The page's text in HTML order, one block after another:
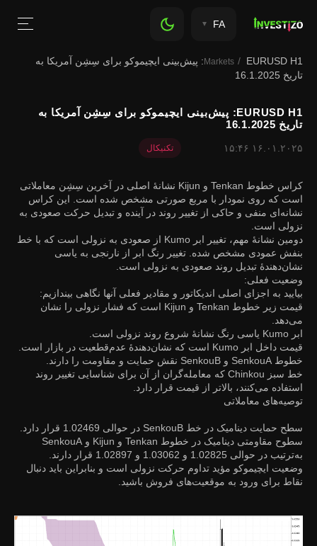
FA
Markets EURUSD H1: پیش‌بینی ایچیموکو برای سِشِن آمریکا به
تاریخ 16.1.2025
EURUSD H1: پیش‌بینی ایچیموکو برای سِشِن آمریکا به
تاریخ 16.1.2025
۱۶.۰۱.۲۰۲۵ ۱۵:۴۶ تکنیکال
کراس خطوط Tenkan و Kijun نشانۀ اصلی در آخرین سِشِن‌ معاملاتی
است که روی نمودار با مربع صورتی مشخص شده است. این کراس
نشانه‌ای منفی و حاکی از تغییر روند در آینده و تبدیل حرکت صعودی به
نزولی است.
دومین نشانۀ مهم، تغییر ابر Kumo از صعودی به نزولی است که با خط
بنفش عمودی مشخص شده. تغییر رنگ ابر از نارنجی به یاسی
نشان‌‌دهندۀ تبدیل روند صعودی به نزولی است.
وضعیت فعلی:
بیایید به اجزای اصلی اندیکاتور و مقادیر فعلی آنها نگاهی بیندازیم:
قیمت زیر خطوط Tenkan و Kijun است که فشار نزولی را نشان
می‌دهد.
ابر Kumo یاسی رنگ نشانۀ شروع روند نزولی است.
قیمت داخل ابر Kumo است که نشان‌دهندۀ عدم‌قطعیت در بازار است.
خطوط SenkouA و SenkouB نقش حمایت و مقاومت را دارند.
خط سبز Chinkou که معامله‌گران از آن برای شناسایی تغییر روند
استفاده می‌کنند، بالاتر از قیمت قرار دارد.
توصیه‌های معاملاتی
سطح حمایت دینامیک در خط SenkouB در حوالی 1.02469 قرار دارد.
سطوح مقاومتی دینامیک در خطوط Tenkan و Kijun و SenkouA
به‌ترتیب در حوالی 1.02825 و 1.03062 و 1.02897 قرار دارند.
وضعیت ایچیموکو مؤید تداوم حرکت نزولی است و بنابراین باید دنبال
نقاط برای ورود به موقعیت‌های فروش باشید.